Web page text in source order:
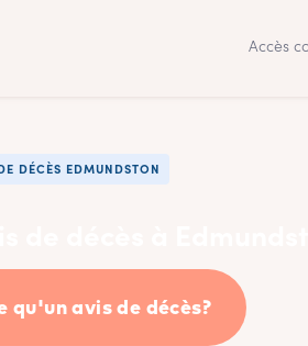
Accès
DÉCÈS EDMUNDSTON
qu'un avis de décès?